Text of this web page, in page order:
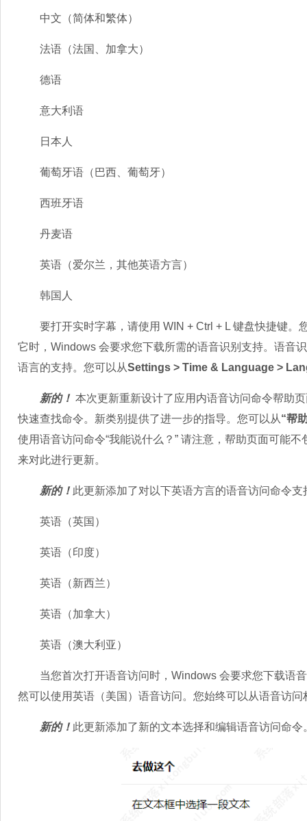
中文（简体和繁体）
法语（法国、加拿大）
德语
意大利语
日本人
葡萄牙语（巴西、葡萄牙）
西班牙语
丹麦语
英语（爱尔兰，其他英语方言）
韩国人
要打开实时字幕，请使用 WIN + Ctrl + L 键盘快捷键。
它时，Windows 会要求您下载所需的语音识别支持。语音
语言的支持。您可以从Settings > Time & Language >
新的！ 本次更新重新设计了应用内语音访问命令帮助
快速查找命令。新类别提供了进一步的指导。您可以从“帮
使用语音访问命令“我能说什么？” 请注意，帮助页面可能
来对此进行更新。
新的！ 此更新添加了对以下英语方言的语音访问命令支
英语（英国）
英语（印度）
英语（新西兰）
英语（加拿大）
英语（澳大利亚）
当您首次打开语音访问时，Windows 会要求您下载语音
然可以使用英语（美国）语音访问。您始终可以从语音访问
新的！ 此更新添加了新的文本选择和编辑语音访问命